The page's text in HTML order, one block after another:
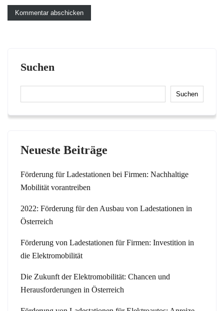
Suchen
Suchen
Neueste Beiträge
Förderung für Ladestationen bei Firmen: Nachhaltige
Mobilität vorantreiben
2022: Förderung für den Ausbau von Ladestationen in
Österreich
Förderung von Ladestationen für Firmen: Investition in
die Elektromobilität
Die Zukunft der Elektromobilität: Chancen und
Herausforderungen in Österreich